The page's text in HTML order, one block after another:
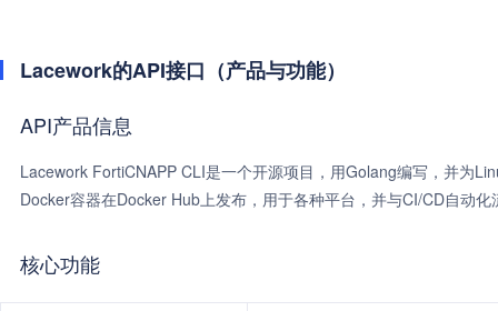
Lacework的API接口（产品与功能）
API产品信息
Lacework FortiCNAPP CLI是一个开源项目，用Golang编写，并为
Docker容器在Docker Hub上发布，用于各种平台，并与CI/CD自动化
核心功能